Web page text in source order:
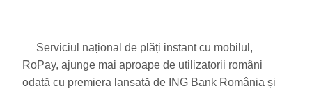
Serviciul național de plăți instant cu mobilul,
RoPay, ajunge mai aproape de utilizatorii români
odată cu premiera lansată de ING Bank România și